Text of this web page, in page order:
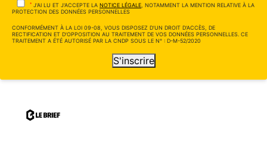
* J'AI LU ET J'ACCEPTE LA NOTICE LÉGALE, NOTAMMENT LA MENTION RELATIVE À LA
PROTECTION DES DONNÉES PERSONNELLES
CONFORMÉMENT À LA LOI 09-08, VOUS DISPOSEZ D'UN DROIT D'ACCÈS, DE
RECTIFICATION ET D'OPPOSITION AU TRAITEMENT DE VOS DONNÉES PERSONNELLES. CE
TRAITEMENT A ÉTÉ AUTORISÉ PAR LA CNDP SOUS LE N° : D-M-52/2020
S'inscrire